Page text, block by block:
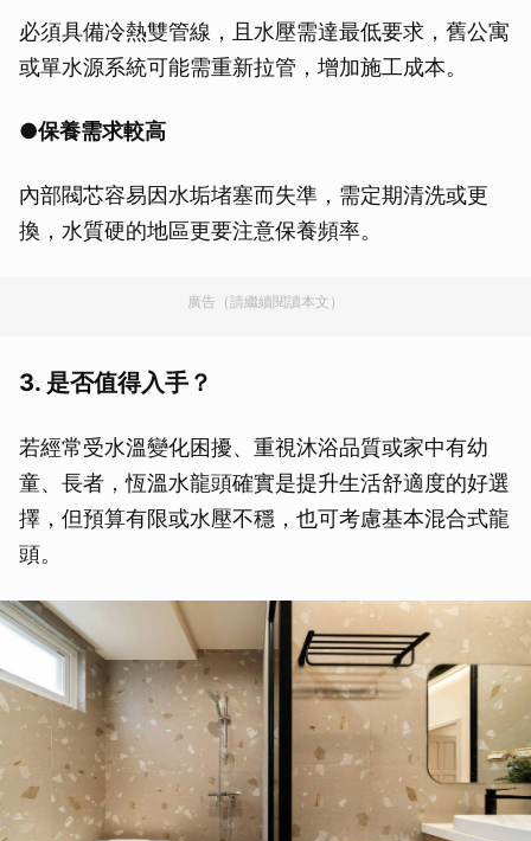
必須具備冷熱雙管線，且水壓需達最低要求，舊公寓
或單水源系統可能需重新拉管，增加施工成本。
●保養需求較高
內部閥芯容易因水垢堵塞而失準，需定期清洗或更
換，水質硬的地區更要注意保養頻率。
廣告（請繼續閱讀本文）
3. 是否值得入手？
若經常受水溫變化困擾、重視沐浴品質或家中有幼
童、長者，恆溫水龍頭確實是提升生活舒適度的好選
擇，但預算有限或水壓不穩，也可考慮基本混合式龍
頭。